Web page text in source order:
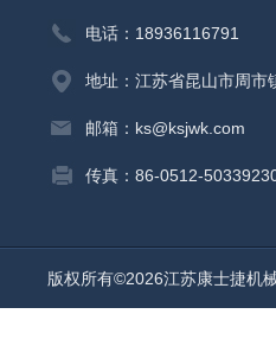
电话：18936116791
地址：江苏省昆山市周市
邮箱：ks@ksjwk.com
传真：86-0512-
版权所有©2026江苏康士捷